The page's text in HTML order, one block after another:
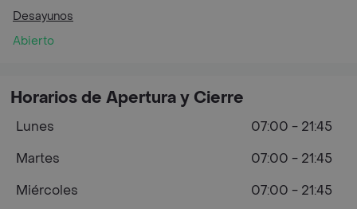
Desayunos
Abierto
Horarios de Apertura y Cierre
Lunes
07:00 - 21:45
Martes
07:00 - 21:45
Miércoles
07:00 - 21:45